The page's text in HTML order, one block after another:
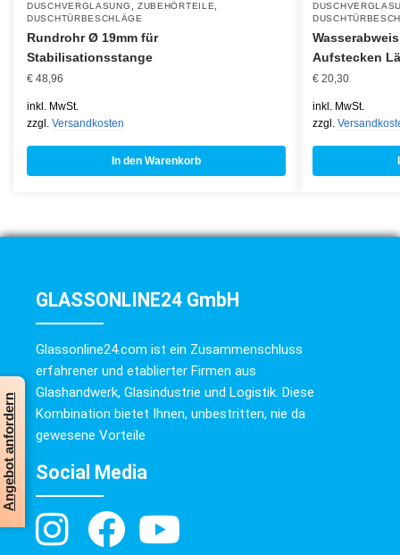
Angebot anfordern
DUSCHVERGLASUNG ZUBEHÖRTEILE
DUSCHTÜRBESCHLÄGE
Rundrohr Ø 19mm für
Stabilisationsstange
€ 48,96
inkl. MwSt.
zzgl. Versandkosten
In den Warenkorb
Aufstecken
€ 20,30
inkl. MwSt.
zzgl.
GLASSONLINE24 GmbH
Glassonline24.com ist ein Zusammenschluss
erfahrener und etablierter Firmen aus
Glashandwerk, Glasindustrie und Logistik. Diese
Kombination bietet Ihnen, unbestritten, nie da
gewesene Vorteile
Social Media